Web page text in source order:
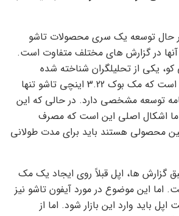
حال توسعه یک سری محصولات تاشو
آنها در گزارش های مختلف متفاوت است.
یکی از تحلیلگران شناخته شده
محصولات اپل، معتقد است که مک بوک 3.22 اینچی تاشو تنها
توسعه مشخصی دارد. در حالی که این
اشکال اصلی این است که مصرف
محصولی هستند باید برای مدت طولانی
گزارش ها، اپل قبلاً روی ایجاد یک مک
اما این موضوع در مورد آیفون تاشو نیز
باید وارد این بازار شود. اما از